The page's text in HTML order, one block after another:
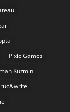
Pixie Games
Kuzmin